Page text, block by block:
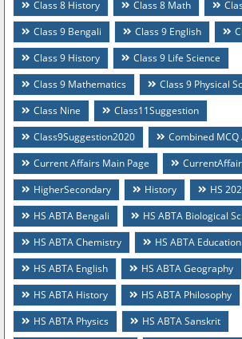
Class 8 History
Class 8 Math
Class 9 Bengali
Class 9 English
Class 9 History
Class 9 Life Science
Class 9 Mathematics
Class 9 Physical
Class Nine
Class11Suggestion
Class9Suggestion2020
Combined
Current Affairs Main Page
HigherSecondary
History
HS
HS ABTA Bengali
HS ABTA Biological
HS ABTA Chemistry
HS ABTA Education
HS ABTA English
HS ABTA Geography
HS ABTA History
HS ABTA Philosophy
HS ABTA Physics
HS ABTA Sanskrit